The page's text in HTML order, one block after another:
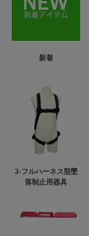
新着
3-フルハーネス型墜
落制止用器具